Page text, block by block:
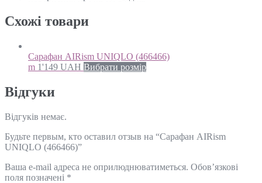
Схожi товари
Сарафан AIRism UNIQLO (466466)
m 1'149 UAH Вибрати розмір
Відгуки
Відгуків немає.
Будьте первым, кто оставил отзыв на “Сарафан AIRism
UNIQLO (466466)”
Ваша e-mail адреса не оприлюднюватиметься. Обов’язкові
поля позначені *